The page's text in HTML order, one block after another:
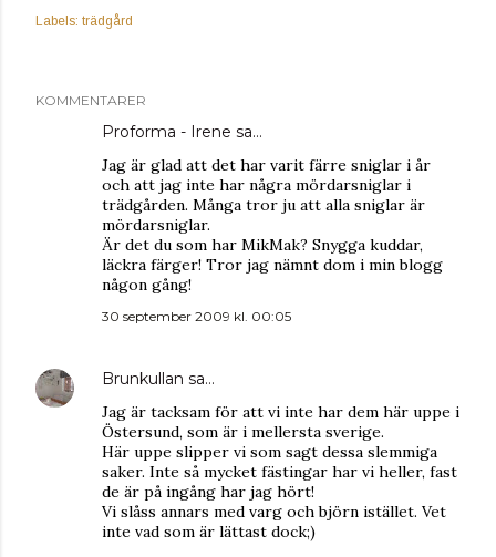
Labels: trädgård
KOMMENTARER
Proforma - Irene sa…
Jag är glad att det har varit färre sniglar i år
och att jag inte har några mördarsniglar i
trädgården. Många tror ju att alla sniglar är
mördarsniglar.
Är det du som har MikMak? Snygga kuddar,
läckra färger! Tror jag nämnt dom i min blogg
någon gång!
30 september 2009 kl. 00:05
Brunkullan sa…
Jag är tacksam för att vi inte har dem här uppe i
Östersund, som är i mellersta sverige.
Här uppe slipper vi som sagt dessa slemmiga
saker. Inte så mycket fästingar har vi heller, fast
de är på ingång har jag hört!
Vi slåss annars med varg och björn istället. Vet
inte vad som är lättast dock;)